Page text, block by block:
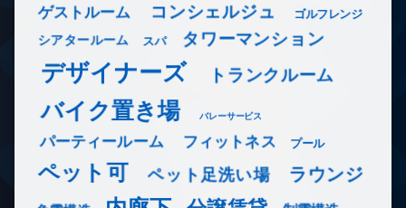
ゲストルーム コンシェルジュ ゴルフレンジ
シアタールーム スパ タワーマンション
デザイナーズ トランクルーム
バイク置き場 バレーサービス
パーティールーム フィットネス プール
ペット可 ペット足洗い場 ラウンジ